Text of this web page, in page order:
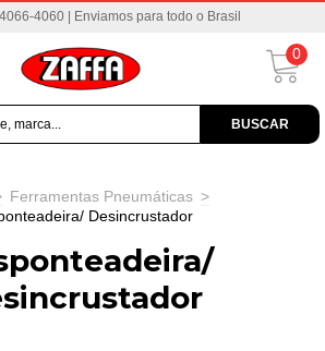
4060 | Enviamos para todo o Brasil
BUSCAR
0
Ferramentas Pneumáticas >
Desincrustador